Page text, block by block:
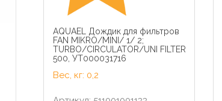
Гурмэ Паучи для кошек Желе
Де-Люкс с курицей (Gourmet
Perl) 124250811243974212486926
0.075 кг 41525
54
AQUAEL Дождик для фильтров
FAN MIKRO/MINI/ 1/ 2;
TURBO/CIRCULATOR/UNI FILTER
500, УТ000031716
Вес, кг: 0,2